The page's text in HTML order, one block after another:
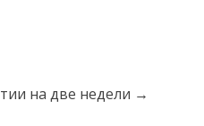
на две недели →